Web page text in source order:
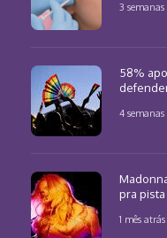
3
58%
4
pra pista
1 mês atrás